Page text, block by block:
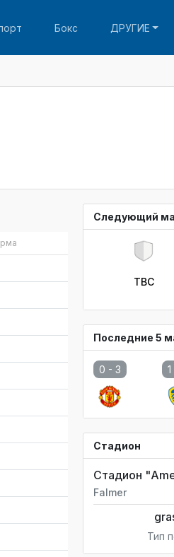
Бокс ДРУГИЕ
Следующий
TBC
Последние 5
0 - 3
Стадион
Стадион
Falmer
Тип